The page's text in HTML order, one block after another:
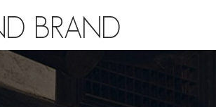
BRAND